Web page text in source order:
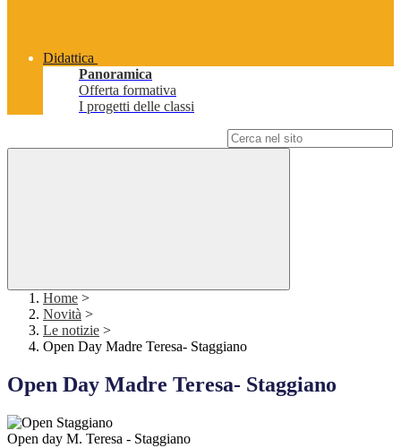
Didattica
Panoramica
Offerta formativa
I progetti delle classi
Home >
Novità >
Le notizie >
Open Day Madre Teresa- Staggiano
Open Day Madre Teresa- Staggiano
Open day M. Teresa - Staggiano